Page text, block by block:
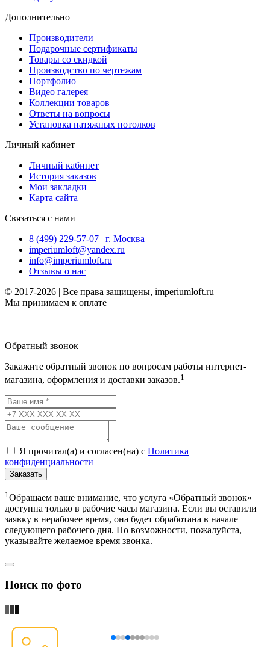
Дополнительно
Производители
Подарочные сертификаты
Товары со скидкой
Производство по чертежам
Портфолио
Видео галерея
Коллекции товаров
Ответы на вопросы
Установка натяжных потолков
Личный кабинет
Личный кабинет
История заказов
Мои закладки
Карта сайта
Связаться с нами
8 (499) 229-57-07 | г. Москва
imperiumloft@yandex.ru
info@imperiumloft.ru
Отзывы о нас
© 2017-2026 | Все права защищены, imperiumloft.ru
Мы принимаем к оплате
Обратный звонок
Закажите обратный звонок по вопросам работы интернет-
магазина, оформления и доставки заказов.1
Я прочитал(а) и согласен(на) с Политика
конфиденциальности
Заказать
1 Обращаем ваше внимание, что услуга «Обратный звонок»
доступна только в рабочие часы магазина. Если вы оставили
заявку в нерабочее время, она будет обработана в начале
следующего рабочего дня. По возможности, пожалуйста,
указывайте желаемое время звонка.
Поиск по фото